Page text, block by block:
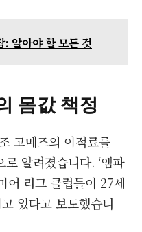
: 알아야 할 모든 것
몸값 책정
고메즈의 이적료를
알려졌습니다. ‘엠파
어 리그 클럽들이 27세
있다고 보도했습니